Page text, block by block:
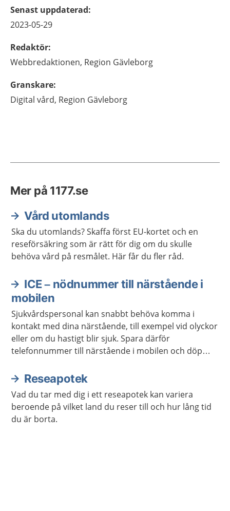
Senast uppdaterad:
2023-05-29
Redaktör:
Webbredaktionen, Region Gävleborg
Granskare:
Digital vård, Region Gävleborg
Mer på 1177.se
Vård utomlands
Ska du utomlands? Skaffa först EU-kortet och en
reseförsäkring som är rätt för dig om du skulle
behöva vård på resmålet. Här får du fler råd.
ICE – nödnummer till närstående i
mobilen
Sjukvårdspersonal kan snabbt behöva komma i
kontakt med dina närstående, till exempel vid olyckor
eller om du hastigt blir sjuk. Spara därför
telefonnummer till närstående i mobilen och döp
Reseapotek
Vad du tar med dig i ett reseapotek kan variera
beroende på vilket land du reser till och hur lång tid
du är borta.